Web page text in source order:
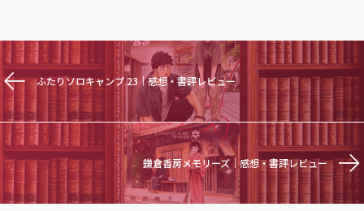
ふたりソロキャンプ 23｜感想・書評レビュー
鎌倉香房メモリーズ｜感想・書評レビュー